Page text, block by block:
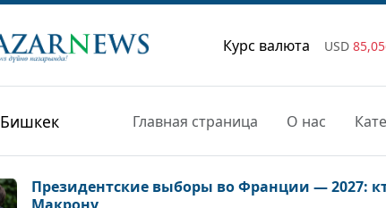
Курс валюта USD
Бишкек Главная страница О нас
Президентские выборы во Франции — 2027: